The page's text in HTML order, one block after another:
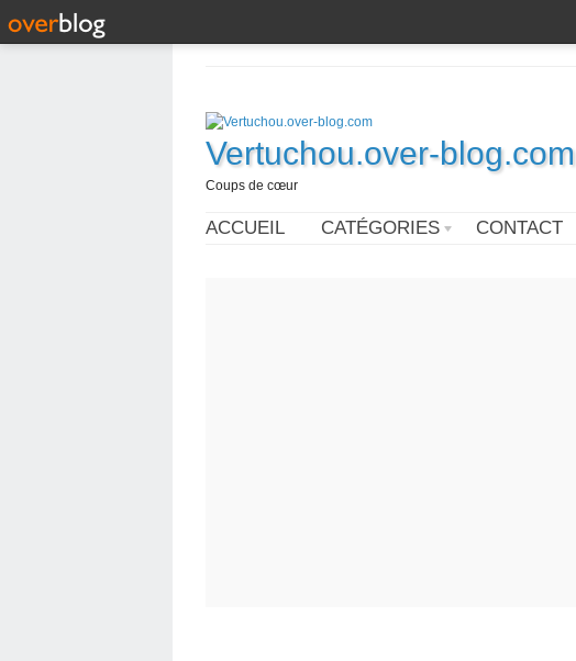
Vertuchou.over-blog.com
Coups de cœur
ACCUEIL CATÉGORIES CONTACT